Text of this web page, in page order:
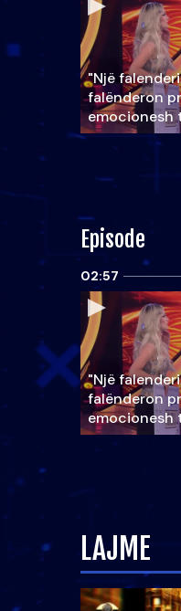
"Një
falënderon
emocionesh
Episode
02:57
"Një
falënderon
emocionesh
LAJME